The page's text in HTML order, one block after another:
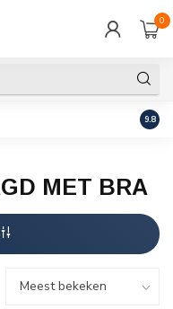
0
9.8
MET BRA